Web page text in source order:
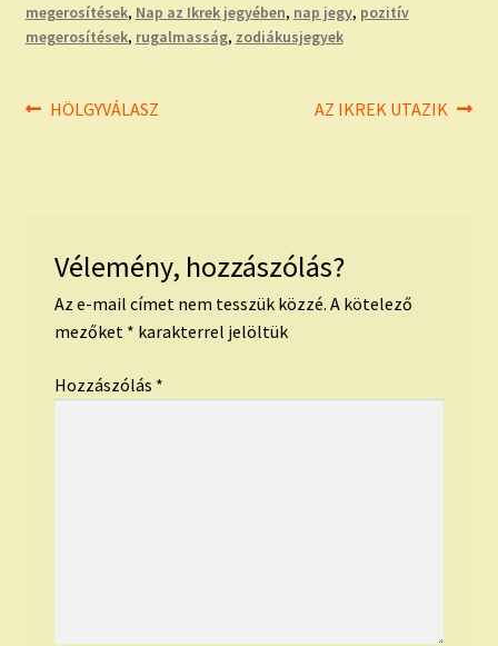
megerosítések, Nap az Ikrek jegyében, nap jegy, pozitív
megerosítések, rugalmasság, zodiákusjegyek
Bejegyzés
Previous
HÖLGYVÁLASZ
Next
AZ IKREK UTAZIK
Vélemény, hozzászólás?
Az e-mail címet nem tesszük közzé. A kötelező
mezőket * karakterrel jelöltük
Hozzászólás *